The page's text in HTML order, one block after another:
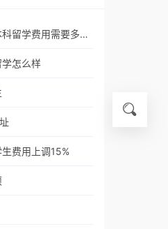
留学费用需要多…
怎么样
费用上调15%